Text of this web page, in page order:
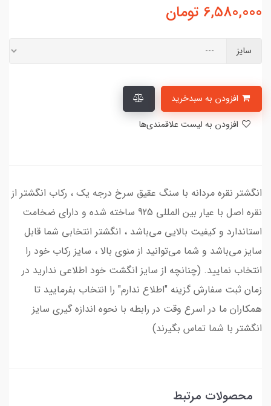
6,580,000 تومان
سایز
انگشتر نقره مردانه با سنگ عقیق سرخ درجه یک ، رکاب انگشتر از
نقره اصل با عیار بین المللی 925 ساخته شده و دارای ضخامت
استاندارد و کیفیت بالایی می‌باشد ، انگشتر انتخابی شما قابل
سایز می‌باشد و شما می‌توانید از منوی بالا ، سایز رکاب خود را
انتخاب نمایید. (چنانچه از سایز انگشت خود اطلاعی ندارید در
زمان ثبت سفارش گزینه "اطلاع ندارم" را انتخاب بفرمایید تا
همکاران ما در اسرع وقت در رابطه با نحوه اندازه گیری سایز
انگشتر با شما تماس بگیرند)
محصولات مرتبط